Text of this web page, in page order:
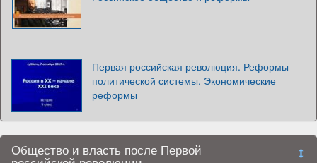
Первая российская революция. Реформы
политической системы. Экономические
реформы
Общество и власть после Первой